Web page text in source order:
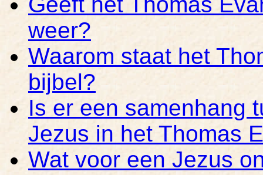
weer?
Waarom staat het
bijbel?
Is er een samenhang
Jezus in het Thomas
Wat voor een Jezus